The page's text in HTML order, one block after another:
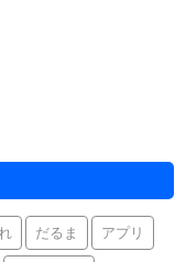
だるま アプリ